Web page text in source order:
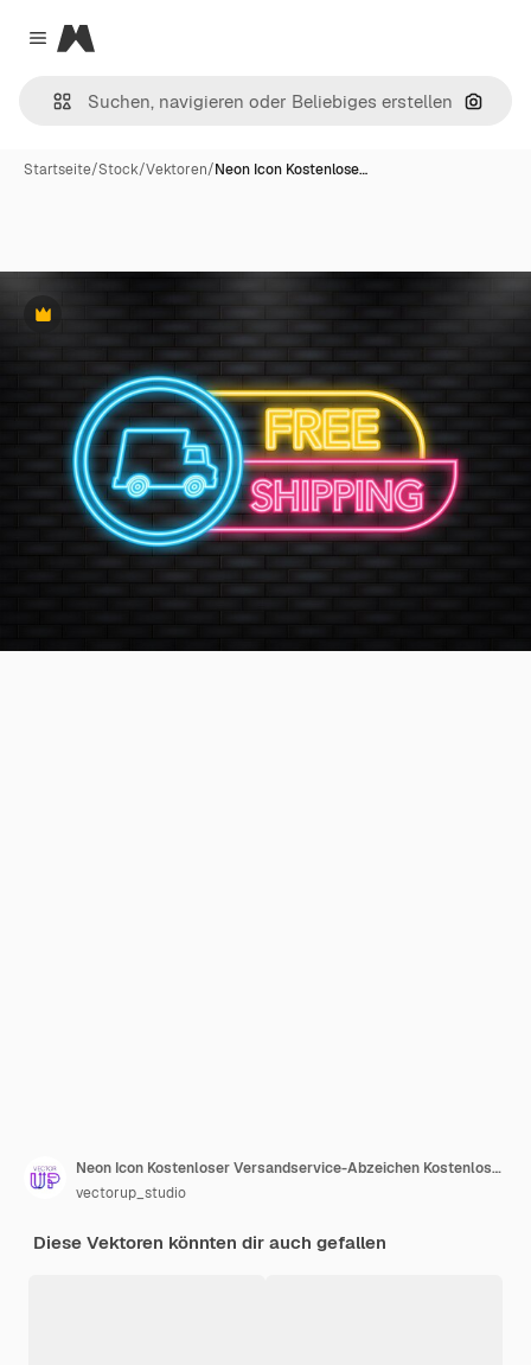
Close menu
Magnific
Nach
Startseite/Stock/Vektoren/Neon Icon Kostenlose…
Premium
Neon Icon Kostenloser Versandservice-Abzeichen Kostenlose Lieferbestellung mit Auto
vectorup_studio
Diese Vektoren könnten dir auch gefallen